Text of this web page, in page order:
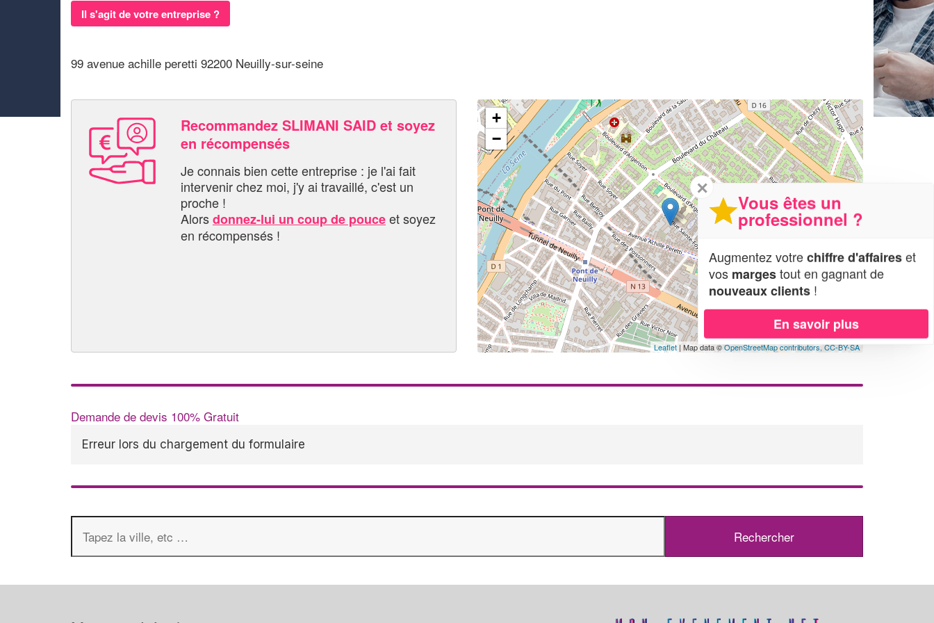
Il s'agit de votre entreprise ?
99 avenue achille peretti 92200 Neuilly-sur-seine
Recommandez SLIMANI SAID et soyez
en récompensés
Je connais bien cette entreprise : je l'ai fait
intervenir chez moi, j'y ai travaillé, c'est un
proche !
Alorsdonnez-lui un coup de pouceet soyez
en récompensés !
+
−
Leaflet | Map data ©OpenStreetMap contributors,CC-BY-SA
Demande de devis 100% Gratuit
Erreur lors du chargement du formulaire
✕
Vous êtes un
professionnel ?
Augmentez votrechiffre d'affaireset
vos margestout en gagnant de
nouveaux clients !
En savoir plus